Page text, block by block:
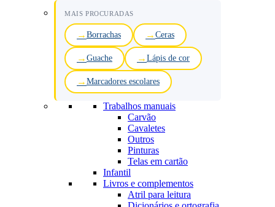
MAIS PROCURADAS
Borrachas Ceras
Guache Lápis de cor
Marcadores escolares
Trabalhos manuais
Carvão
Cavaletes
Outros
Pinturas
Telas em cartão
Infantil
Livros e complementos
Atril para leitura